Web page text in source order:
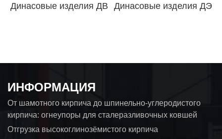
Динасовые изделия ДВ Динасовые изделия ДЭ
ИНФОРМАЦИЯ
От шамотного кирпича до шпинельно-углеродистого
кирпича: огнеупоры для сталеразливочных ковшей
Отгрузка высокоглинозёмистого кирпича